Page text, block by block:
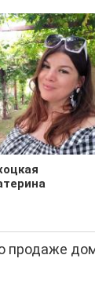
продаже